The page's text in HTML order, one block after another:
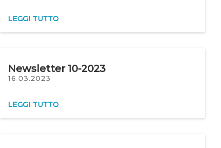
LEGGI TUTTO
Newsletter 10-2023
16.03.2023
LEGGI TUTTO